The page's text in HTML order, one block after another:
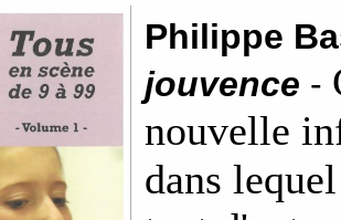
Philippe
jouvence -
nouvelle
dans